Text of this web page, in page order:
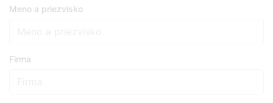
Meno a priezvisko
Firma